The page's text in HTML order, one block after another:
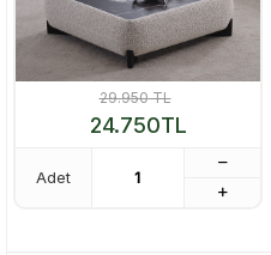
29.950TL
24.750TL
Adet